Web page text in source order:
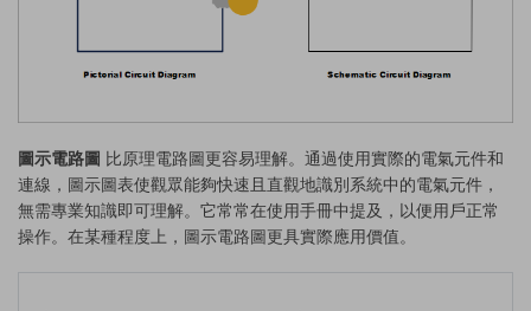
圖示電路圖 比原理電路圖更容易理解。通過使用實際的電氣元件和
連線，圖示圖表使觀眾能夠快速且直觀地識別系統中的電氣元件，
無需專業知識即可理解。它常常在使用手冊中提及，以便用戶正常
操作。在某種程度上，圖示電路圖更具實際應用價值。